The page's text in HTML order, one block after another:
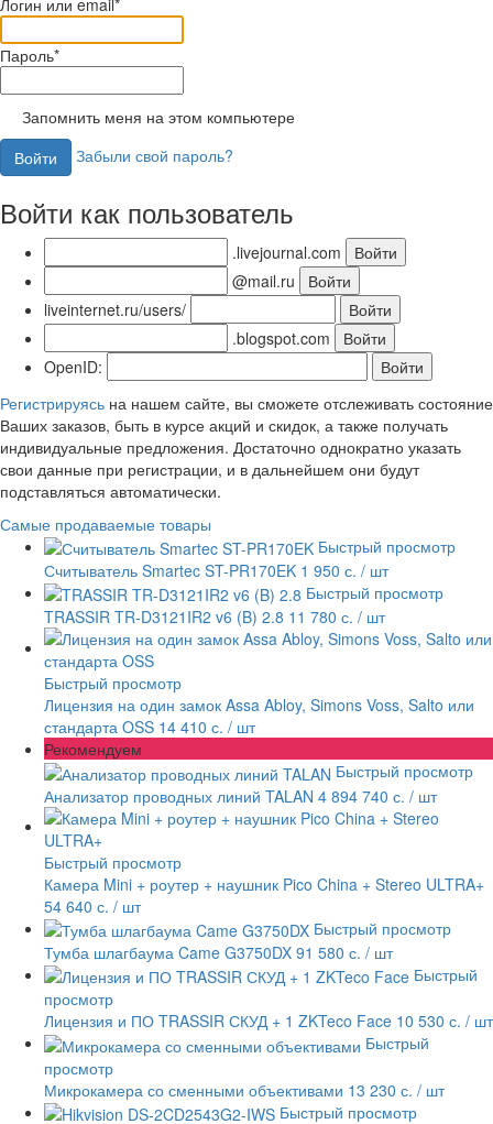
Пароль*
Запомнить меня на этом компьютере
Забыли свой пароль?
Войти как пользователь
.livejournal.com
@mail.ru
liveinternet.ru/users/
.blogspot.com
OpenID:
Регистрируясь на нашем сайте, вы сможете отслеживать состояние
Ваших заказов, быть в курсе акций и скидок, а также получать
индивидуальные предложения. Достаточно однократно указать
свои данные при регистрации, и в дальнейшем они будут
подставляться автоматически.
Самые продаваемые товары
Быстрый просмотр
Считыватель Smartec ST-PR170EK 1 950 с. / шт
Быстрый просмотр
TRASSIR TR-D3121IR2 v6 (B) 2.8 11 780 с. / шт
Быстрый просмотр
Лицензия на один замок Assa Abloy, Simons Voss, Salto или
стандарта OSS 14 410 с. / шт
Рекомендуем
Быстрый просмотр
Анализатор проводных линий TALAN 4 894 740 с. / шт
Быстрый просмотр
Камера Mini + роутер + наушник Pico China + Stereo ULTRA+
54 640 с. / шт
Быстрый просмотр
Тумба шлагбаума Came G3750DX 91 580 с. / шт
Быстрый
просмотр
Лицензия и ПО TRASSIR СКУД + 1 ZKTeco Face 10 530 с. / шт
Быстрый
просмотр
Микрокамера со сменными объективами 13 230 с. / шт
Быстрый просмотр